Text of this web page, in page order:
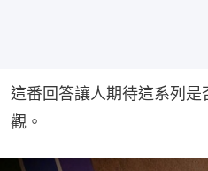
這番回答讓人期待這系列
觀。